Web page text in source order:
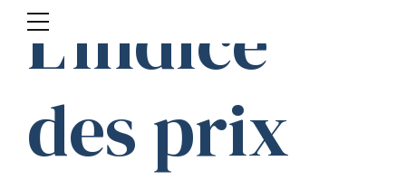
L'indice
des prix